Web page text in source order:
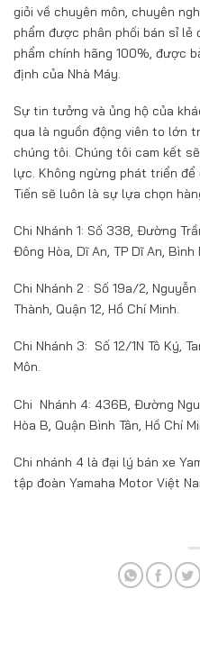
giỏi về chuyên môn, chuyên
phẩm được phân phối bán sỉ
phẩm chính hãng 100%, được
định của Nhà Máy.
Sự tin tưởng và ủng hộ của
qua là nguồn động viên to lớn
chúng tôi. Chúng tôi cam kết
lực. Không ngừng phát triển để
Tiến sẽ luôn là sự lựa chọn
Chi Nhánh 1: Số 338, Đường
Đông Hòa, Dĩ An, TP Dĩ An, Bình
Chi Nhánh 2 : Số 19a/2,
Thành, Quận 12, Hồ Chí Minh.
Chi Nhánh 3: Số 12/1N Tô Ký,
Môn.
Chi Nhánh 4: 436B, Đường
Hòa B, Quận Bình Tân, Hồ Chí
Chi nhánh 4 là đại lý bán xe
tập đoàn Yamaha Motor Việt